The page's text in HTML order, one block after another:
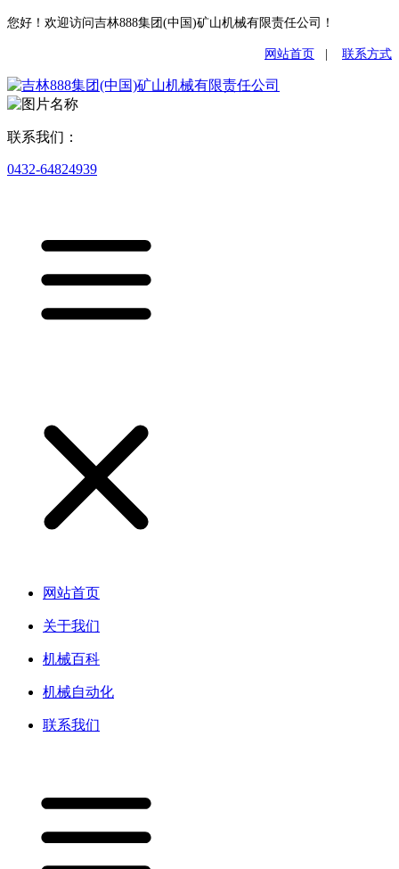
您好！欢迎访问吉林888集团(中国)矿山机械有限责任公司！
网站首页 联系方式
联系我们：
0432-64824939
网站首页
关于我们
机械百科
机械自动化
联系我们